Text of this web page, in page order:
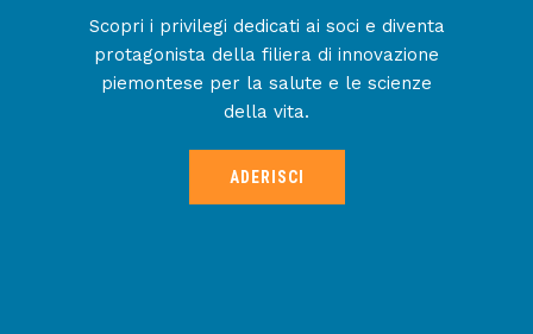
Scopri i privilegi dedicati ai soci e diventa
protagonista della filiera di innovazione
piemontese per la salute e le scienze
della vita.
ADERISCI